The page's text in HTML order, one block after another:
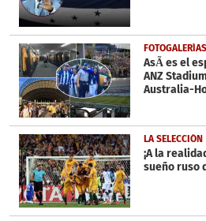
FOTOGALERÍAS
AsÃ­ es el
ANZ
Australia-
LA SELECCIÓN
¡A la
sueño ruso